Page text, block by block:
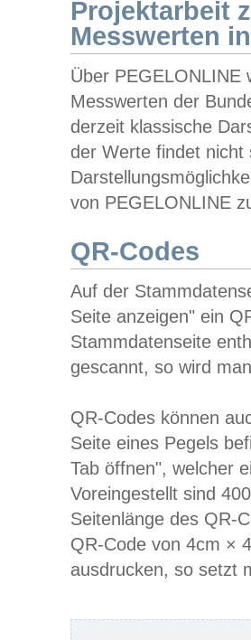
Projektarbeit
Messwerten
Über PEGELONLINE
Messwerten der
derzeit klassische
der Werte findet
von PEGELONLINE
QR-Codes
Auf der
Seite anzeigen" ein
Stammdatenseite
gescannt, so wird
QR-Codes können
Seite eines Pegels
Tab öffnen", welcher
Voreingestellt sind
Seitenlänge des QR-
QR-Code von 4cm ×
ausdrucken, so setzt